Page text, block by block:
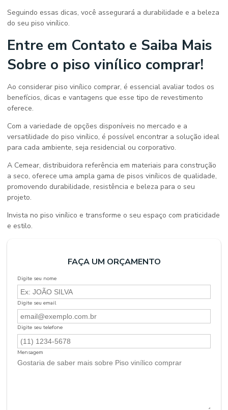
Seguindo essas dicas, você assegurará a durabilidade e a beleza
do seu piso vinílico.
Entre em Contato e Saiba Mais
Sobre o piso vinílico comprar!
Ao considerar piso vinílico comprar, é essencial avaliar todos os
benefícios, dicas e vantagens que esse tipo de revestimento
oferece.
Com a variedade de opções disponíveis no mercado e a
versatilidade do piso vinílico, é possível encontrar a solução ideal
para cada ambiente, seja residencial ou corporativo.
A Cemear, distribuidora referência em materiais para construção
a seco, oferece uma ampla gama de pisos vinílicos de qualidade,
promovendo durabilidade, resistência e beleza para o seu
projeto.
Invista no piso vinílico e transforme o seu espaço com praticidade
e estilo.
FAÇA UM ORÇAMENTO
Digite seu nome
Digite seu email
Digite seu telefone
Mensagem